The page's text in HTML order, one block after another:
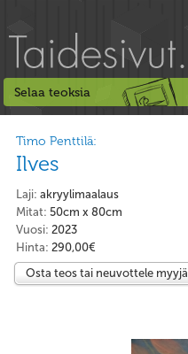
Selaa teoksia
Timo Penttilä:
Ilves
Laji: akryylimaalaus
Mitat: 50cm x 80cm
Vuosi: 2023
Hinta: 290,00€
Osta teos tai neuvottele